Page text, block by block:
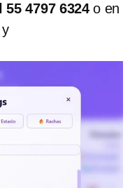
4797 6324 o en
y